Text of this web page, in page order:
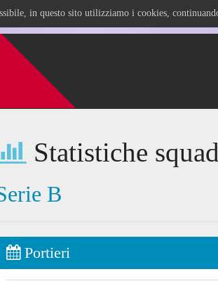
in questo sito utilizziamo i cookies,
Statistiche
B
Portieri